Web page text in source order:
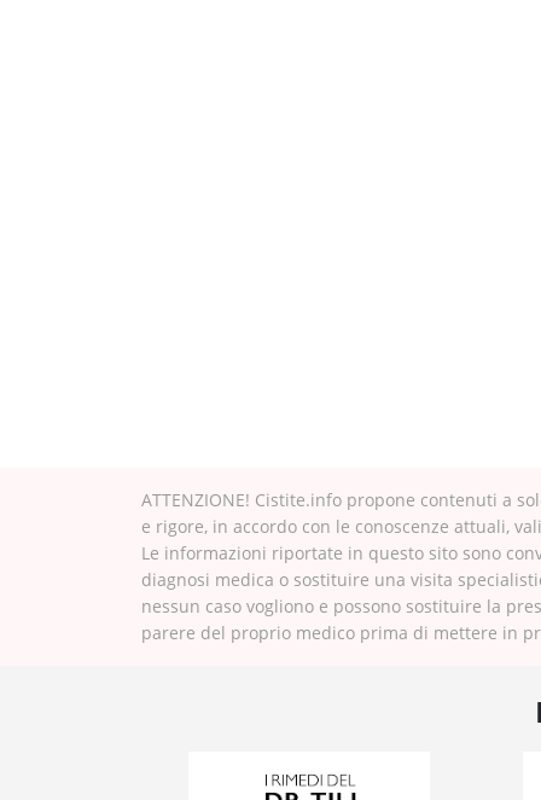
ATTENZIONE! Cistite.info propone contenuti a
e rigore, in accordo con le conoscenze attuali,
Le informazioni riportate in questo sito sono
diagnosi medica o sostituire una visita
nessun caso vogliono e possono sostituire la
parere del proprio medico prima di mettere in